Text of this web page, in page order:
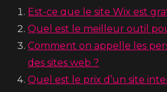
Est-ce que le site Wix est
Quel est le meilleur outil
Comment on appelle les
des sites web ?
Quel est le prix d’un site